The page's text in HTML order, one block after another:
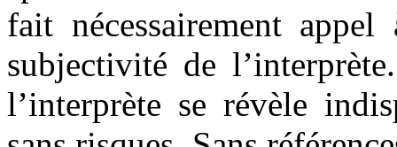
fait nécessairement
subjectivité de
l’interprète se révèle